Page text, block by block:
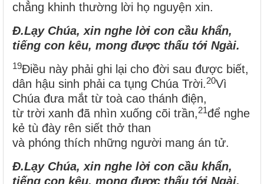
chẳng khinh thường lời họ nguyện xin.
Đ.Lạy Chúa, xin nghe lời con cầu khẩn,
tiếng con kêu, mong được thấu tới Ngài.
19Điều này phải ghi lại cho đời sau được biết,
dân hậu sinh phải ca tụng Chúa Trời.20Vì
Chúa đưa mắt từ toà cao thánh điện,
từ trời xanh đã nhìn xuống cõi trần,21để nghe
kẻ tù đày rên siết thở than
và phóng thích những người mang án tử.
Đ.Lạy Chúa, xin nghe lời con cầu khẩn,
tiếng con kêu, mong được thấu tới Ngài.